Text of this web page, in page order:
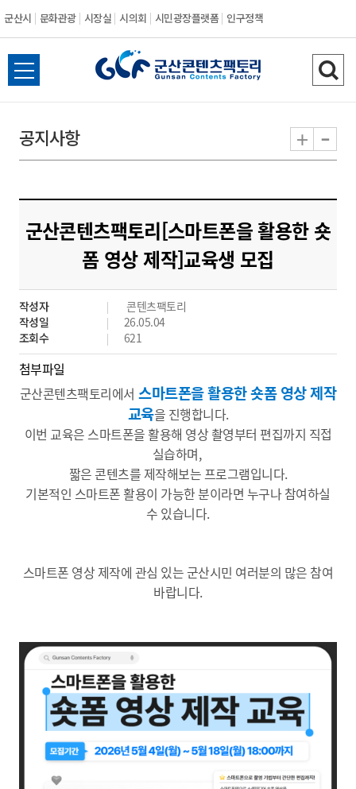
군산시 문화관광 시장실 시의회 시민광장플랫폼 인구정책
전
체
뉴
열
검
색
기
공지사항 + -
군산콘텐츠팩토리[스마트폰을 활용한 숏
폼 영상 제작]교육생 모집
작성자
콘텐츠팩토리
작성일
26.05.04
조회수
621
첨부파일
군산콘텐츠팩토리에서 스마트폰을 활용한 숏폼 영상 제작
교육을 진행합니다.
이번 교육은 스마트폰을 활용해 영상 촬영부터 편집까지 직접
실습하며,
짧은 콘텐츠를 제작해보는 프로그램입니다.
기본적인 스마트폰 활용이 가능한 분이라면 누구나 참여하실
수 있습니다.
스마트폰 영상 제작에 관심 있는 군산시민 여러분의 많은 참여
바랍니다.